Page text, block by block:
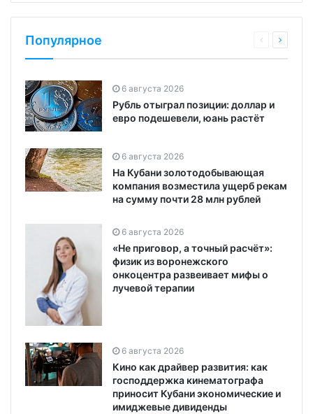
Популярное
6 августа 2026
Рубль отыграл позиции: доллар и
евро подешевели, юань растёт
6 августа 2026
На Кубани золотодобывающая
компания возместила ущерб рекам
на сумму почти 28 млн рублей
6 августа 2026
«Не приговор, а точный расчёт»:
физик из воронежского
онкоцентра развеивает мифы о
лучевой терапии
6 августа 2026
Кино как драйвер развития: как
господдержка кинематографа
приносит Кубани экономические и
имиджевые дивиденды